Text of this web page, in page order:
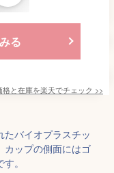
る
格と在庫を楽天でチェック >>
バイオプラスチッ
カップの側面にはゴ
。